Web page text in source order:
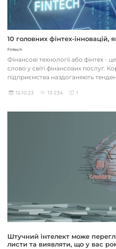
10 головних фінтех-інновацій,
Fintech
Фінансові технології або фінтех -
слово у світі фінансових послуг.
підприємства наздоганяють
12.10.23 13 234 1
Штучний інтелект може
листи та виявляти, що у вас